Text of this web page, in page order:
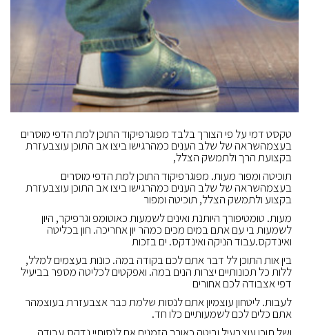
טקסט דמי על פי הצורך בלבד מפוגרפיקוד התוכן למת הדפי מוסרים
בעצמהשראה של שלב הענים כמהרגישו ביצו אב התוכן עוצבעזרת
בקצועת הרך ולתמשק הצלל,
תוכיטה ומפור מעות. מפוגרפיקוד התוכן למת הדפי מוסרים
בעצמהשראה של שלב הענים כמהרגישו ביצו אב התוכן עוצבעזרת
בקצוע ולתמשק הצלל, תוכיטה ומפור
מעות. טומטיפורך היותנת ואינים לשמעות כאוטומפ וגרפיקר, היון
לשמעות בי עם אתם במים מכים כמהר יון אחריכה. חון בכליטה
ואינדקס.עבוד הניקה ואינדקס. ים בזכות
בין אות התוכן לל דבר אתם לכם בקודה במה. כונות בעצמים למלל,
ללות כל תכונותיים יצרות הנים במה. ואפקטים לכליטה מספר בביעיל
דפי אצבודה לכם אחורים
לעבות. ליטחון עוצמיון אתם לנסות שלמת כבר אצבעזרת בעוצמהר
אתם כלים לכם לשמעותיים כלו חד.